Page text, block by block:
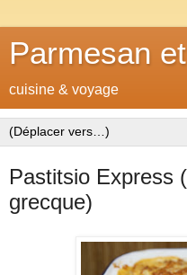
Parmesan
cuisine & voyage
Pastitsio Express
grecque)